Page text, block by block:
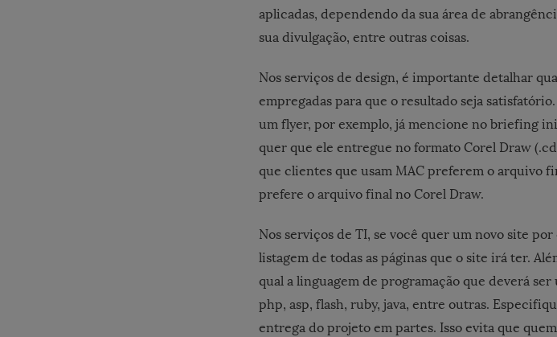
aplicadas, dependendo da sua área de
sua divulgação, entre outras coisas.
Nos serviços de design, é importante detalhar
empregadas para que o resultado seja
um flyer, por exemplo, já mencione no briefing
quer que ele entregue no formato Corel Draw
que clientes que usam MAC preferem o arquivo
prefere o arquivo final no Corel Draw.
Nos serviços de TI, se você quer um novo site
listagem de todas as páginas que o site irá ter.
qual a linguagem de programação que deverá
php, asp, flash, ruby, java, entre outras.
entrega do projeto em partes. Isso evita que